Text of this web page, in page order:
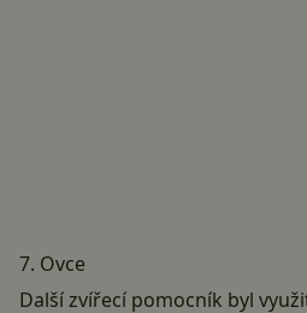
7. Ovce
Další zvířecí pomocník byl